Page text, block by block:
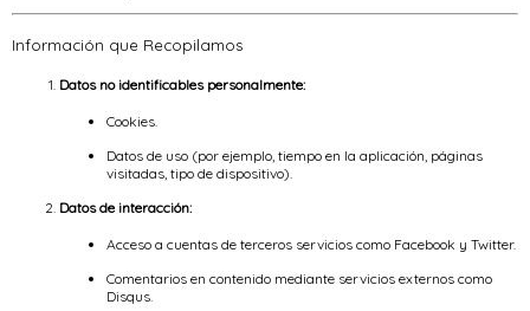
Información que Recopilamos
Datos no identificables personalmente:
Cookies.
Datos de uso (por ejemplo, tiempo en la aplicación, páginas
visitadas, tipo de dispositivo).
Datos de interacción:
Acceso a cuentas de terceros servicios como Facebook y Twitter.
Comentarios en contenido mediante servicios externos como
Disqus.